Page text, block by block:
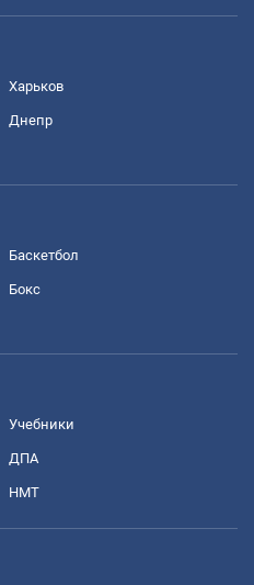
Харьков
Днепр
Баскетбол
Бокс
Учебники
ДПА
НМТ